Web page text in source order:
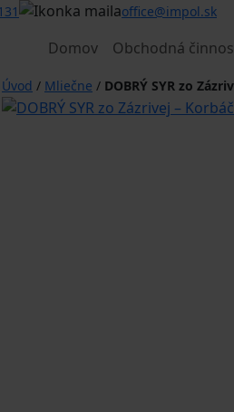
office@impol.sk
Domov Obchodná
Úvod / Mliečne / DOBRÝ SYR zo